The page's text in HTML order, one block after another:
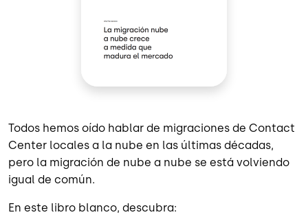
Todos hemos oído hablar de migraciones de Contact
Center locales a la nube en las últimas décadas,
pero la migración de nube a nube se está volviendo
igual de común.
En este libro blanco, descubra: